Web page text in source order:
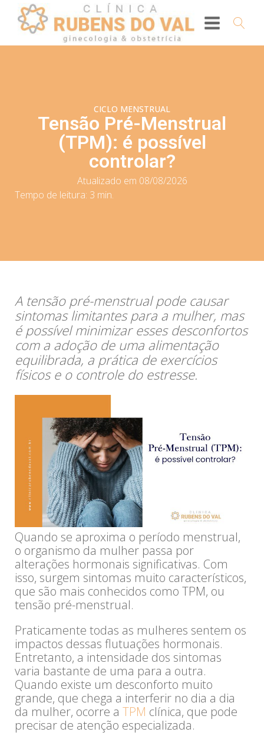
CICLO MENSTRUAL
Tensão Pré-Menstrual
(TPM): é possível
controlar?
Atualizado em 08/08/2026
Tempo de leitura: 3 min.
A tensão pré-menstrual pode causar
sintomas limitantes para a mulher, mas
é possível minimizar esses desconfortos
com a adoção de uma alimentação
equilibrada, a prática de exercícios
físicos e o controle do estresse.
Quando se aproxima o período menstrual,
o organismo da mulher passa por
alterações hormonais significativas. Com
isso, surgem sintomas muito característicos,
que são mais conhecidos como TPM, ou
tensão pré-menstrual.
Praticamente todas as mulheres sentem os
impactos dessas flutuações hormonais.
Entretanto, a intensidade dos sintomas
varia bastante de uma para a outra.
Quando existe um desconforto muito
grande, que chega a interferir no dia a dia
da mulher, ocorre aTPM clínica, que pode
precisar de atenção especializada.